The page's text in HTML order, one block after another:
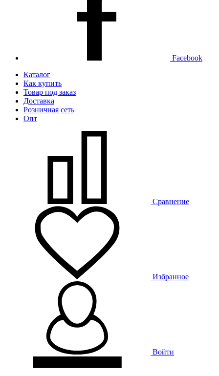
Facebook
Каталог
Как купить
Товар под заказ
Доставка
Розничная сеть
Опт
Сравнение
Избранное
Войти